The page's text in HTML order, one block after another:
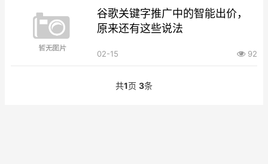
谷歌关键字推广中的智能出价，
原来还有这些说法
02-15 92
共1页 3条